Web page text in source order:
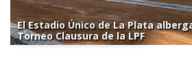
El Estadio Único de La Plata
Torneo Clausura de la LPF